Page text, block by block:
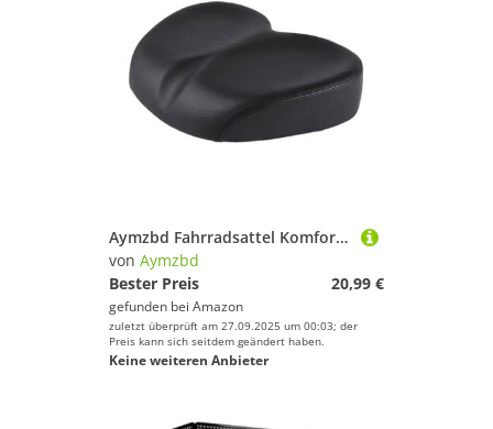
Aymzbd Fahrradsattel Komfort Fahrradsitz Sitzpolster Fahrrad Stoßabsorption Ergonomisch Wasserdicht Atmungsaktiv für Erwachsene Heimtrainer Indoor Outdoor F, Schwarz
von Aymzbd
Bester Preis
20,99 €
gefunden bei Amazon
zuletzt überprüft am 27.09.2025 um 00:03; der
Preis kann sich seitdem geändert haben.
Keine weiteren Anbieter